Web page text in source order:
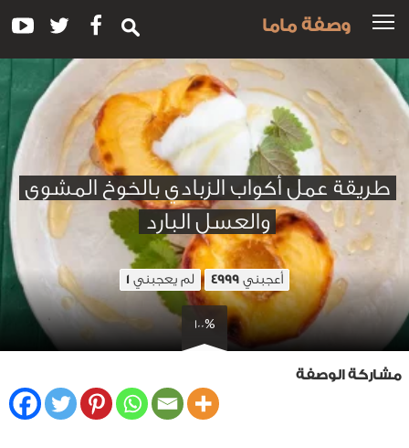
وصفة ماما
طريقة عمل أكواب الزبادي بالخوخ المشوى
والعسل البارد
أعجبني 4999 لم يعجبني 1
100%
مشاركة الوصفة